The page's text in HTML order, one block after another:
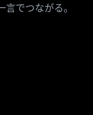
でつながる。